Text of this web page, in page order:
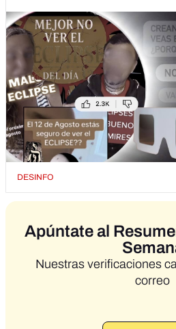
DESINFO
Apúntate al
Nuestras verificaciones
correo